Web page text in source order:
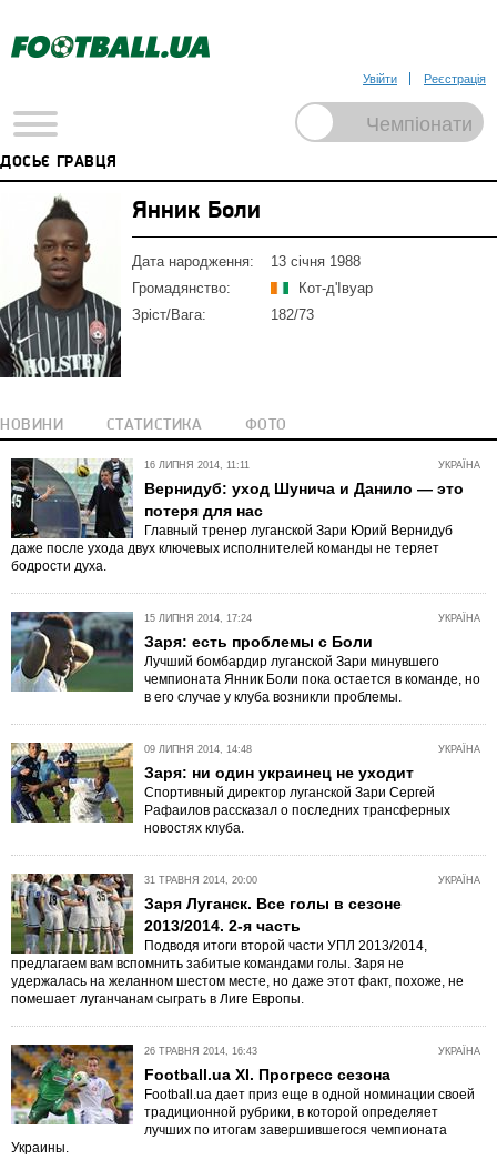
Увійти Реєстрація
ДОСЬЄ ГРАВЦЯ
Янник Боли
Дата народження:
13 січня 1988
Громадянство:
Кот-д'Івуар
Зріст/Вага:
182/73
НОВИНИ СТАТИСТИКА ФОТО
УКРАЇНА
16 ЛИПНЯ 2014, 11:11
Вернидуб: уход Шунича и Данило — это
потеря для нас
Главный тренер луганской Зари Юрий Вернидуб
даже после ухода двух ключевых исполнителей команды не теряет
бодрости духа.
УКРАЇНА
15 ЛИПНЯ 2014, 17:24
Заря: есть проблемы с Боли
Лучший бомбардир луганской Зари минувшего
чемпионата Янник Боли пока остается в команде, но
в его случае у клуба возникли проблемы.
УКРАЇНА
09 ЛИПНЯ 2014, 14:48
Заря: ни один украинец не уходит
Спортивный директор луганской Зари Сергей
Рафаилов рассказал о последних трансферных
новостях клуба.
УКРАЇНА
31 ТРАВНЯ 2014, 20:00
Заря Луганск. Все голы в сезоне
2013/2014. 2-я часть
Подводя итоги второй части УПЛ 2013/2014,
предлагаем вам вспомнить забитые командами голы. Заря не
удержалась на желанном шестом месте, но даже этот факт, похоже, не
помешает луганчанам сыграть в Лиге Европы.
УКРАЇНА
26 ТРАВНЯ 2014, 16:43
Football.ua XI. Прогресс сезона
Football.ua дает приз еще в одной номинации своей
традиционной рубрики, в которой определяет
лучших по итогам завершившегося чемпионата
Украины.